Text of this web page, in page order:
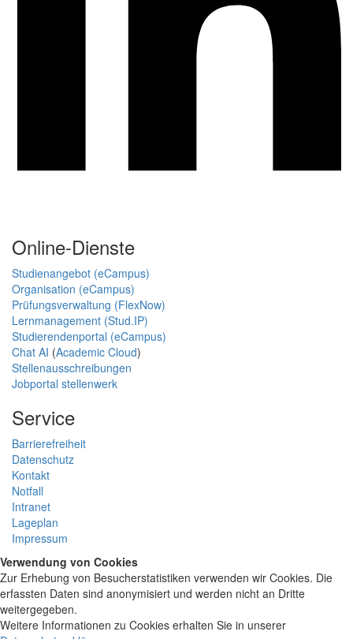
Online-Dienste
Studienangebot (eCampus)
Organisation (eCampus)
Prüfungsverwaltung (FlexNow)
Lernmanagement (Stud.IP)
Studierendenportal (eCampus)
Chat AI (Academic Cloud)
Stellenausschreibungen
Jobportal stellenwerk
Service
Barrierefreiheit
Datenschutz
Kontakt
Notfall
Intranet
Lageplan
Impressum
Verwendung von Cookies
Zur Erhebung von Besucherstatistiken verwenden wir Cookies. Die
erfassten Daten sind anonymisiert und werden nicht an Dritte
weitergegeben.
Weitere Informationen zu Cookies erhalten Sie in unserer